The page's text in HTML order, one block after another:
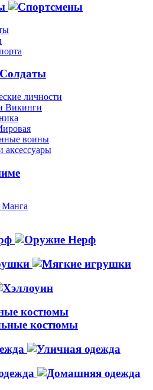
личности
Викинги
воины
аксессуары
костюмы